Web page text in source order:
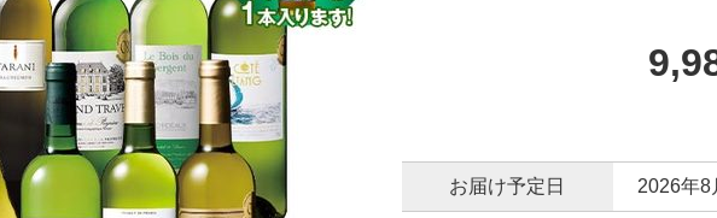
お届け予定日 2026年8